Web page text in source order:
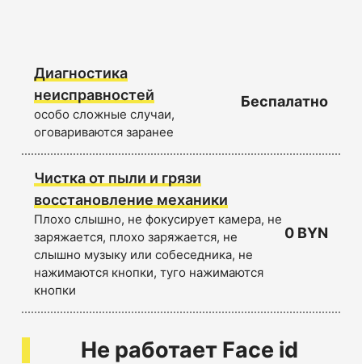
Диагностика
неисправностей
особо сложные случаи,
оговариваются заранее
Беспалатно
Чистка от пыли и грязи
восстановление механики
Плохо слышно, не фокусирует камера, не
заряжается, плохо заряжается, не
слышно музыку или собеседника, не
нажимаются кнопки, туго нажимаются
кнопки
0 BYN
Не работает Face id